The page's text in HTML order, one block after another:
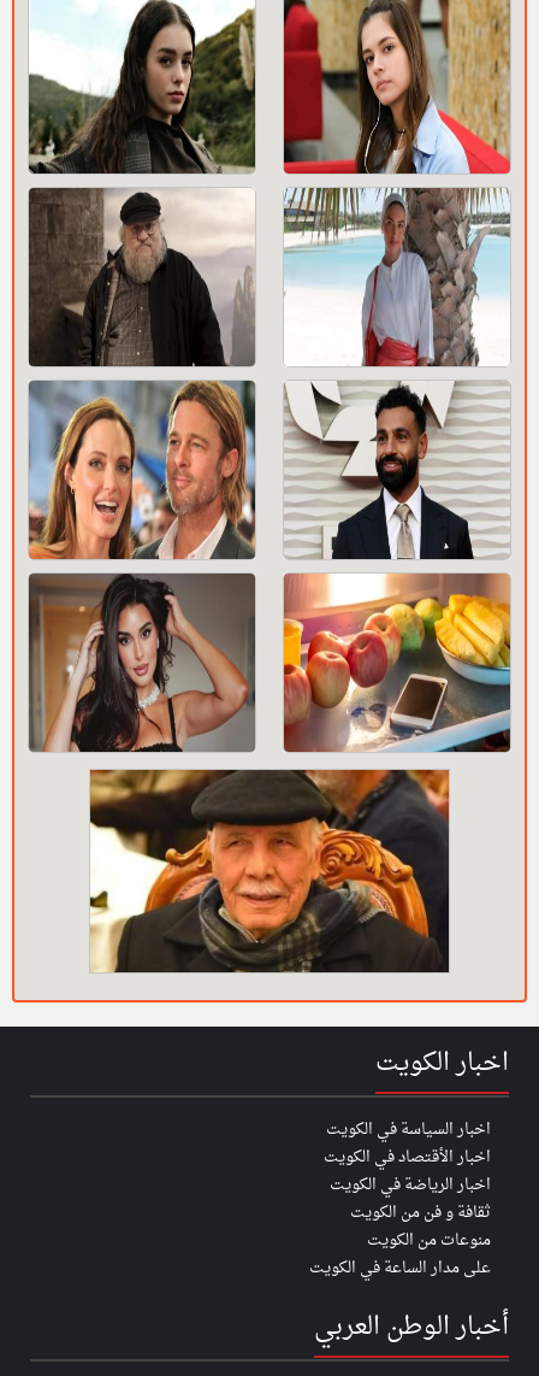
اخبار الكويت
اخبار السياسة في الكويت
اخبار الأقتصاد في الكويت
اخبار الرياضة في الكويت
ثقافة و فن من الكويت
منوعات من الكويت
على مدار الساعة في الكويت
أخبار الوطن العربي